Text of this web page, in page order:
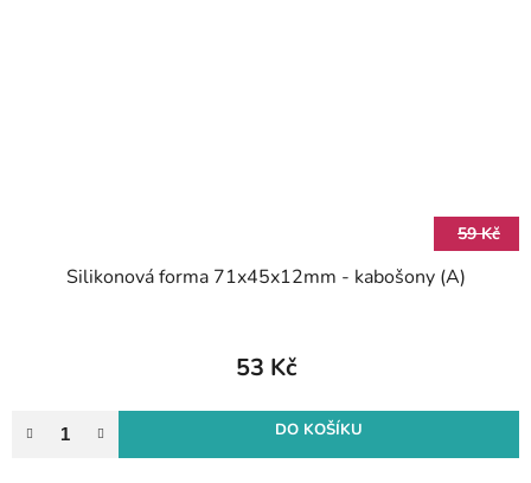
59 Kč
Silikonová forma 71x45x12mm - kabošony (A)
53 Kč
DO KOŠÍKU